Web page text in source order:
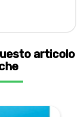
articolo